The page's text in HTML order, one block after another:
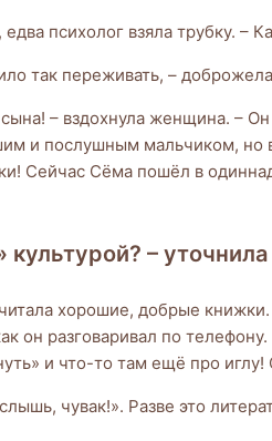
психолог взяла трубку.
так переживать, –
– вздохнула женщина. –
и послушным мальчиком, но
Сейчас Сёма пошёл в
– уточнила
хорошие, добрые
он разговаривал по
и что-то там ещё про
чувак!». Разве это